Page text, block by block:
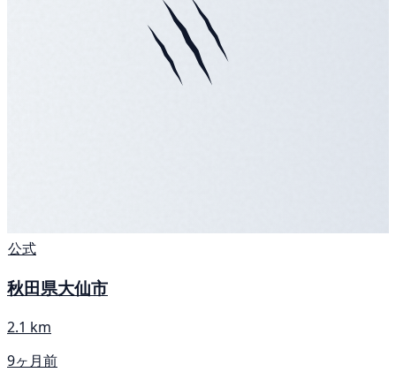
公式
秋田県大仙市
2.1 km
9ヶ月前